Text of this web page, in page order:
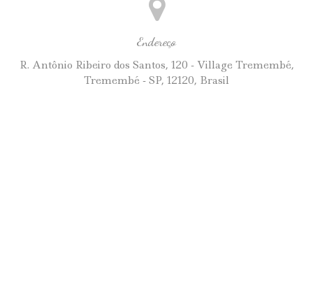
Endereço
R. Antônio Ribeiro dos Santos, 120 - Village Tremembé,
Tremembé - SP, 12120, Brasil